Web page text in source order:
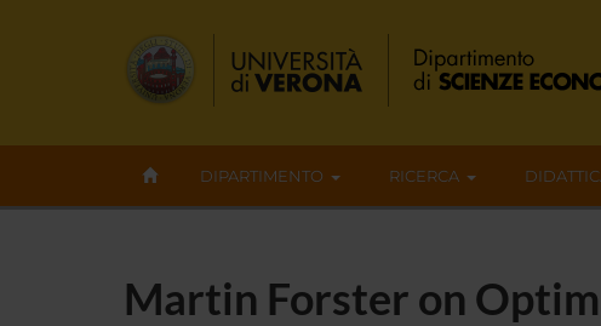
DIPARTIMENTO RICERCA
Martin Forster on